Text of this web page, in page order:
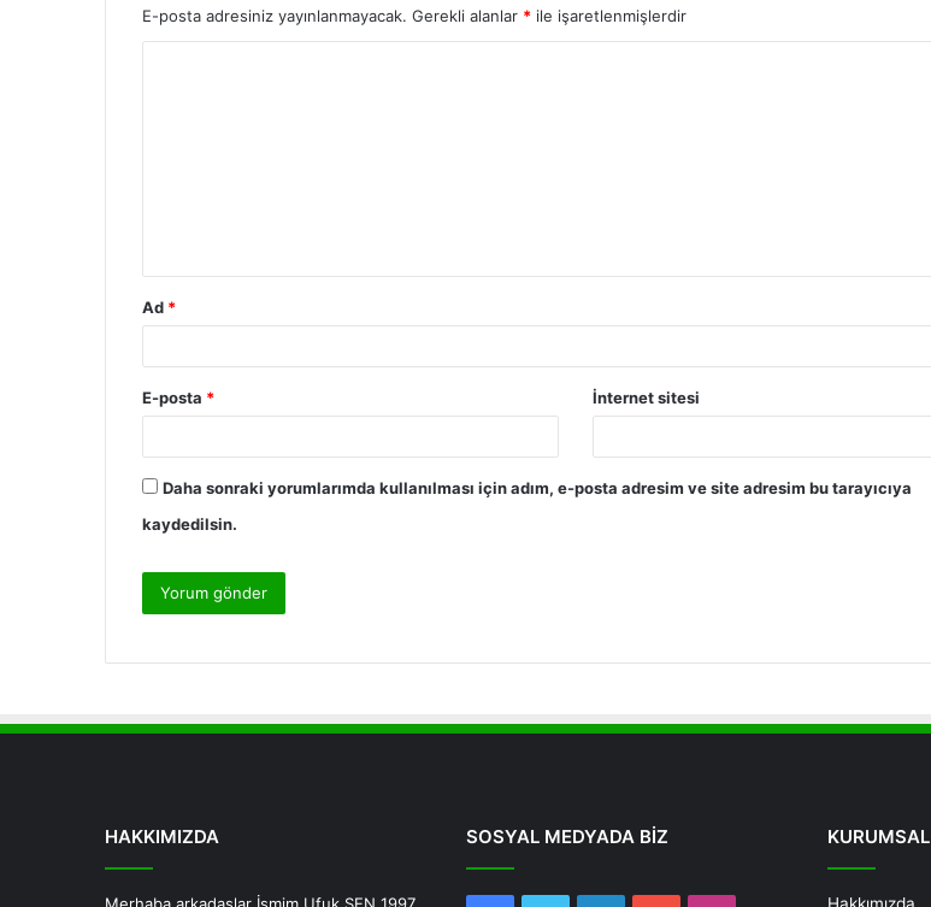
E-posta adresiniz yayınlanmayacak. Gerekli alanlar * ile işaretlenmişlerdir
Ad *
E-posta * İnternet sitesi
Daha sonraki yorumlarımda kullanılması için adım, e-posta adresim ve site adresim bu tarayıcıya
kaydedilsin.
HAKKIMIZDA SOSYAL MEDYADA BİZ KURUMSAL